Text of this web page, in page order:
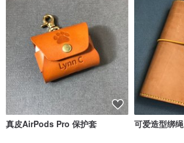
真皮AirPods Pro 保护套 可爱造型绑绳